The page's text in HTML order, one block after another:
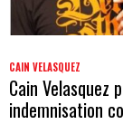
CAIN VELASQUEZ
Cain
indemnisation